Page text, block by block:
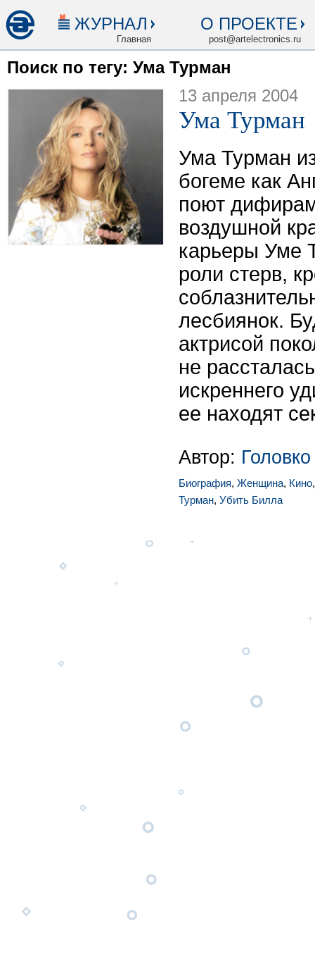
ЖУРНАЛ
Главная
О ПРОЕКТЕ
post@artelectronics.ru
Поиск по тегу: Ума Турман
13 апреля 2004
Ума Турман
Ума Турман
богеме как
поют
воздушной
карьеры Уме
роли стерв,
лесбиянок.
актрисой
не
искреннего
ее находят
Автор:
Биография, Женщина, Кино
Турман, Убить Билла